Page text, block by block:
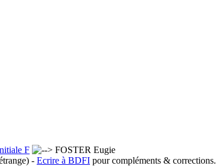
F
FOSTER Eugie
- Ecrire à BDFI pour compléments & corrections.